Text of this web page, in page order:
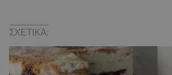
ΣΧΕΤΙΚΑ: